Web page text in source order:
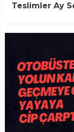
Teslimler Ay